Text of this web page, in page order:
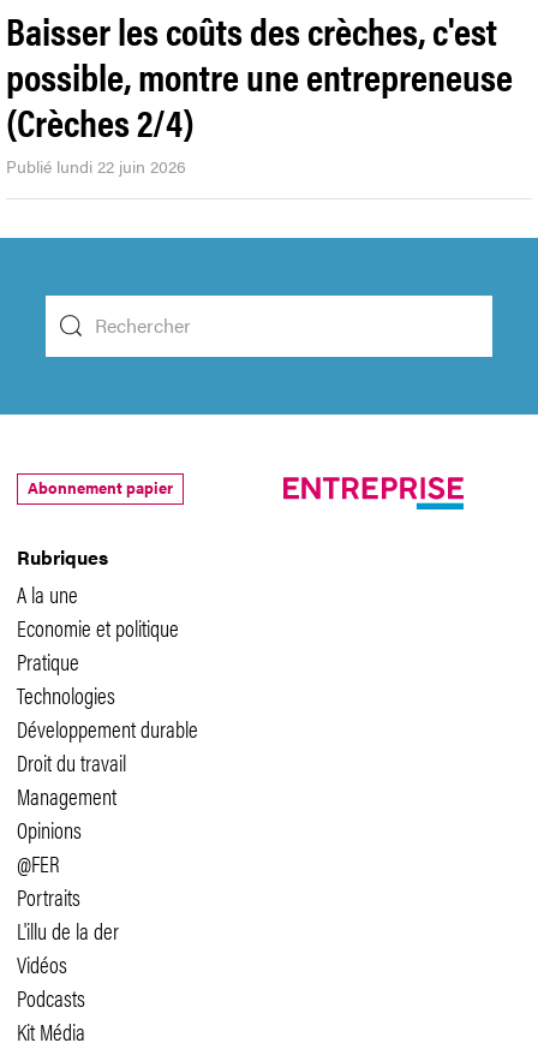
Baisser les coûts des crèches, c'est
possible, montre une entrepreneuse
(Crèches 2/4)
Publié lundi 22 juin 2026
Rubriques
A la une
Economie et politique
Pratique
Technologies
Développement durable
Droit du travail
Management
Opinions
@FER
Portraits
L'illu de la der
Vidéos
Podcasts
Kit Média
Abonnement papier